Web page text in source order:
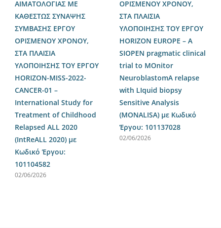
ΑΙΜΑΤΟΛΟΓΙΑΣ ME
ΚΑΘΕΣΤΩΣ ΣΥΝΑΨΗΣ
ΣΥΜΒΑΣΗΣ ΕΡΓΟΥ
ΟΡΙΣΜΕΝΟΥ ΧΡΟΝΟΥ,
ΣΤΑ ΠΛΑΙΣΙΑ
ΥΛΟΠΟΙΗΣΗΣ ΤΟΥ ΕΡΓΟΥ
HORIZON-MISS-2022-
CANCER-01 –
International Study for
Treatment of Childhood
Relapsed ALL 2020
(IntReALL 2020) με
Κωδικό Έργου:
101104582
02/06/2026
ΟΡΙΣΜΕΝΟΥ ΧΡΟΝΟΥ,
ΣΤΑ ΠΛΑΙΣΙΑ
ΥΛΟΠΟΙΗΣΗΣ ΤΟΥ ΕΡΓΟΥ
HORIZON EUROPE – A
SIOPEN pragmatic clinical
trial to MOnitor
NeuroblastomA relapse
with LIquid biopsy
Sensitive Analysis
(MΟNALISA) με Κωδικό
Έργου: 101137028
02/06/2026